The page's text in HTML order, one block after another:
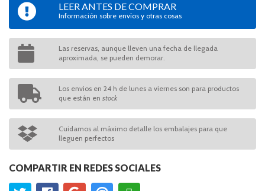
LEER ANTES DE COMPRAR
Información sobre envíos y otras cosas
Las reservas, aunque lleven una fecha de llegada
aproximada, se pueden demorar.
Los envios en 24 h de lunes a viernes son para productos
que están en stock
Cuidamos al máximo detalle los embalajes para que
lleguen perfectos
COMPARTIR EN REDES SOCIALES